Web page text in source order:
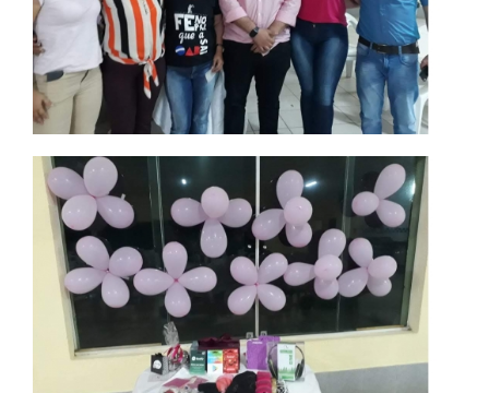
REGIMENTOS
RELATÓRIOS
CPA
PPC
PLANOS
RESOLUÇÕES